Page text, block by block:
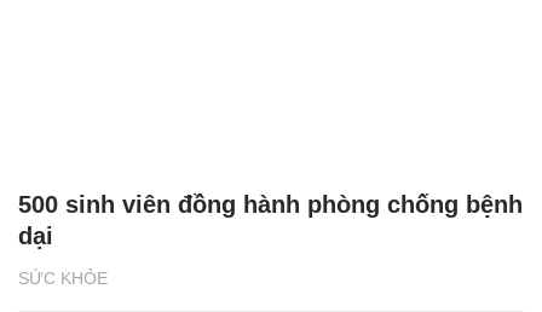
SỨC KHỎE
500 sinh viên đồng hành phòng chống bệnh
dại